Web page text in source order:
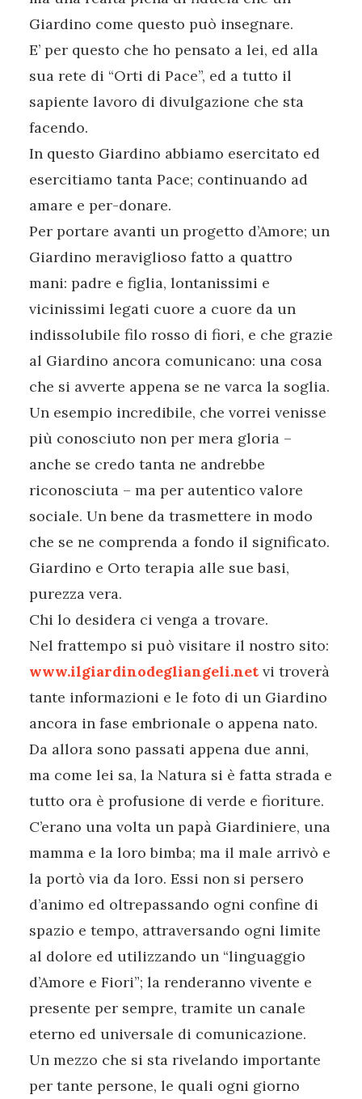
Giardino come questo può insegnare.
E’ per questo che ho pensato a lei, ed alla
sua rete di “Orti di Pace”, ed a tutto il
sapiente lavoro di divulgazione che sta
facendo.
In questo Giardino abbiamo esercitato ed
esercitiamo tanta Pace; continuando ad
amare e per-donare.
Per portare avanti un progetto d’Amore; un
Giardino meraviglioso fatto a quattro
mani: padre e figlia, lontanissimi e
vicinissimi legati cuore a cuore da un
indissolubile filo rosso di fiori, e che grazie
al Giardino ancora comunicano: una cosa
che si avverte appena se ne varca la soglia.
Un esempio incredibile, che vorrei venisse
più conosciuto non per mera gloria –
anche se credo tanta ne andrebbe
riconosciuta – ma per autentico valore
sociale. Un bene da trasmettere in modo
che se ne comprenda a fondo il significato.
Giardino e Orto terapia alle sue basi,
purezza vera.
Chi lo desidera ci venga a trovare.
Nel frattempo si può visitare il nostro sito:
www.ilgiardinodegliangeli.net vi troverà
tante informazioni e le foto di un Giardino
ancora in fase embrionale o appena nato.
Da allora sono passati appena due anni,
ma come lei sa, la Natura si è fatta strada e
tutto ora è profusione di verde e fioriture.
C’erano una volta un papà Giardiniere, una
mamma e la loro bimba; ma il male arrivò e
la portò via da loro. Essi non si persero
d’animo ed oltrepassando ogni confine di
spazio e tempo, attraversando ogni limite
al dolore ed utilizzando un “linguaggio
d’Amore e Fiori”; la renderanno vivente e
presente per sempre, tramite un canale
eterno ed universale di comunicazione.
Un mezzo che si sta rivelando importante
per tante persone, le quali ogni giorno